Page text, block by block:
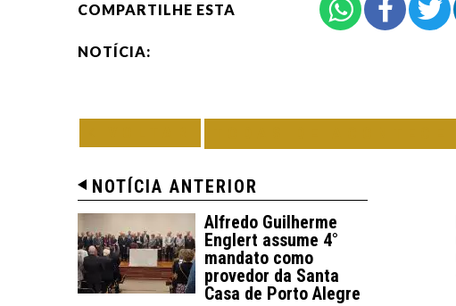
COMPARTILHE ESTA
NOTÍCIA:
NOTÍCIA ANTERIOR
Alfredo Guilherme
Englert assume 4°
mandato como
provedor da Santa
Casa de Porto Alegre